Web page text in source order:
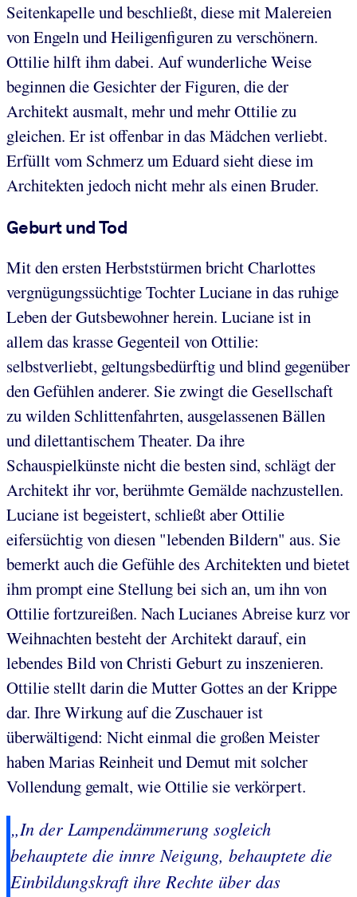
Seitenkapelle und beschließt, diese mit Malereien
von Engeln und Heiligenfiguren zu verschönern.
Ottilie hilft ihm dabei. Auf wunderliche Weise
beginnen die Gesichter der Figuren, die der
Architekt ausmalt, mehr und mehr Ottilie zu
gleichen. Er ist offenbar in das Mädchen verliebt.
Erfüllt vom Schmerz um Eduard sieht diese im
Architekten jedoch nicht mehr als einen Bruder.
Geburt und Tod
Mit den ersten Herbststürmen bricht Charlottes
vergnügungssüchtige Tochter Luciane in das ruhige
Leben der Gutsbewohner herein. Luciane ist in
allem das krasse Gegenteil von Ottilie:
selbstverliebt, geltungsbedürftig und blind gegenüber
den Gefühlen anderer. Sie zwingt die Gesellschaft
zu wilden Schlittenfahrten, ausgelassenen Bällen
und dilettantischem Theater. Da ihre
Schauspielkünste nicht die besten sind, schlägt der
Architekt ihr vor, berühmte Gemälde nachzustellen.
Luciane ist begeistert, schließt aber Ottilie
eifersüchtig von diesen "lebenden Bildern" aus. Sie
bemerkt auch die Gefühle des Architekten und bietet
ihm prompt eine Stellung bei sich an, um ihn von
Ottilie fortzureißen. Nach Lucianes Abreise kurz vor
Weihnachten besteht der Architekt darauf, ein
lebendes Bild von Christi Geburt zu inszenieren.
Ottilie stellt darin die Mutter Gottes an der Krippe
dar. Ihre Wirkung auf die Zuschauer ist
überwältigend: Nicht einmal die großen Meister
haben Marias Reinheit und Demut mit solcher
Vollendung gemalt, wie Ottilie sie verkörpert.
„In der Lampendämmerung sogleich
behauptete die innre Neigung, behauptete die
Einbildungskraft ihre Rechte über das